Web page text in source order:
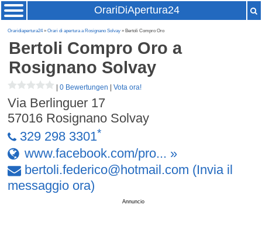
OrariDiApertura24
Oraridiapertura24»Orari di apertura a Rosignano Solvay » Bertoli Compro Oro
Bertoli Compro Oro a
Rosignano Solvay
|0 Bewertungen |Vota ora!
Via Berlinguer 17
57016 Rosignano Solvay
329 298 3301*
www.facebook.com/pro... »
bertoli.federico@hotmail .com (Invia il
messaggio ora)
Annuncio